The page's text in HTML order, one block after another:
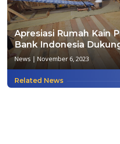
Apresiasi Rumah Kain
Bank Indonesia
News | November 6, 2023
Related News